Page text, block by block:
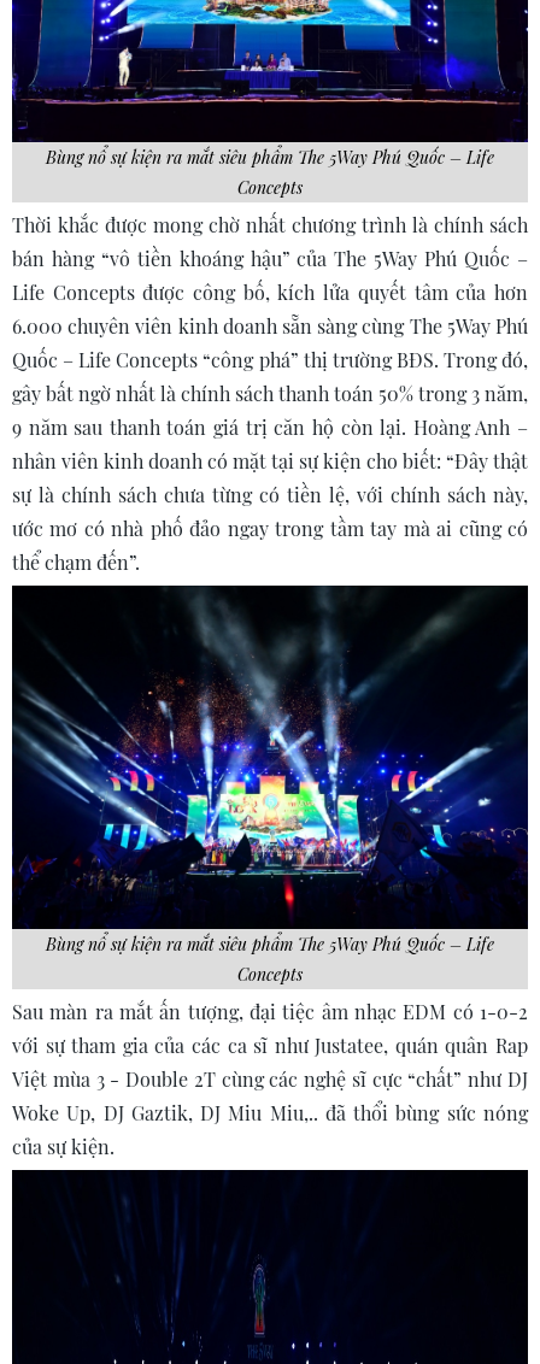
Bùng nổ sự kiện ra mắt siêu phẩm The 5Way Phú Quốc – Life
Concepts
Thời khắc được mong chờ nhất chương trình là chính sách
bán hàng “vô tiền khoáng hậu” của The 5Way Phú Quốc –
Life Concepts được công bố, kích lửa quyết tâm của hơn
6.000 chuyên viên kinh doanh sẵn sàng cùng The 5Way Phú
Quốc – Life Concepts “công phá” thị trường BĐS. Trong đó,
gây bất ngờ nhất là chính sách thanh toán 50% trong 3 năm,
9 năm sau thanh toán giá trị căn hộ còn lại. Hoàng Anh –
nhân viên kinh doanh có mặt tại sự kiện cho biết: “Đây thật
sự là chính sách chưa từng có tiền lệ, với chính sách này,
ước mơ có nhà phố đảo ngay trong tầm tay mà ai cũng có
thể chạm đến”.
Bùng nổ sự kiện ra mắt siêu phẩm The 5Way Phú Quốc – Life
Concepts
Sau màn ra mắt ấn tượng, đại tiệc âm nhạc EDM có 1-0-2
với sự tham gia của các ca sĩ như Justatee, quán quân Rap
Việt mùa 3 - Double 2T cùng các nghệ sĩ cực “chất” như DJ
Woke Up, DJ Gaztik, DJ Miu Miu,.. đã thổi bùng sức nóng
của sự kiện.